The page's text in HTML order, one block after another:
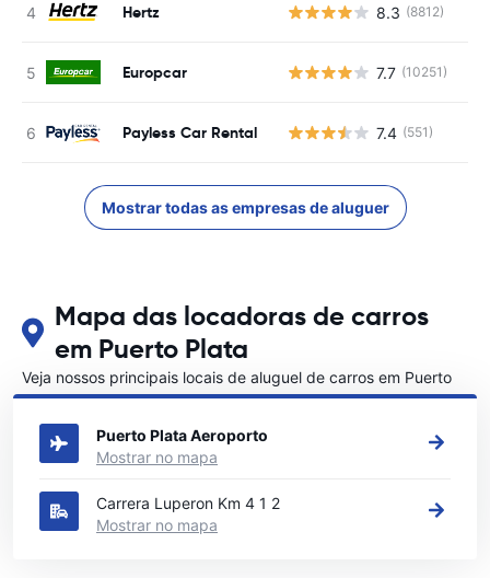
Hertz 8.3 (8812)
Europcar 7.7 (10251)
Payless Car Rental 7.4 (551)
Mostrar todas as empresas de aluguer
Mapa das locadoras de carros
em Puerto Plata
Veja nossos principais locais de aluguel de carros em Puerto
Plata
Puerto Plata Aeroporto
Mostrar no mapa
Carrera Luperon Km 4 1 2
Mostrar no mapa